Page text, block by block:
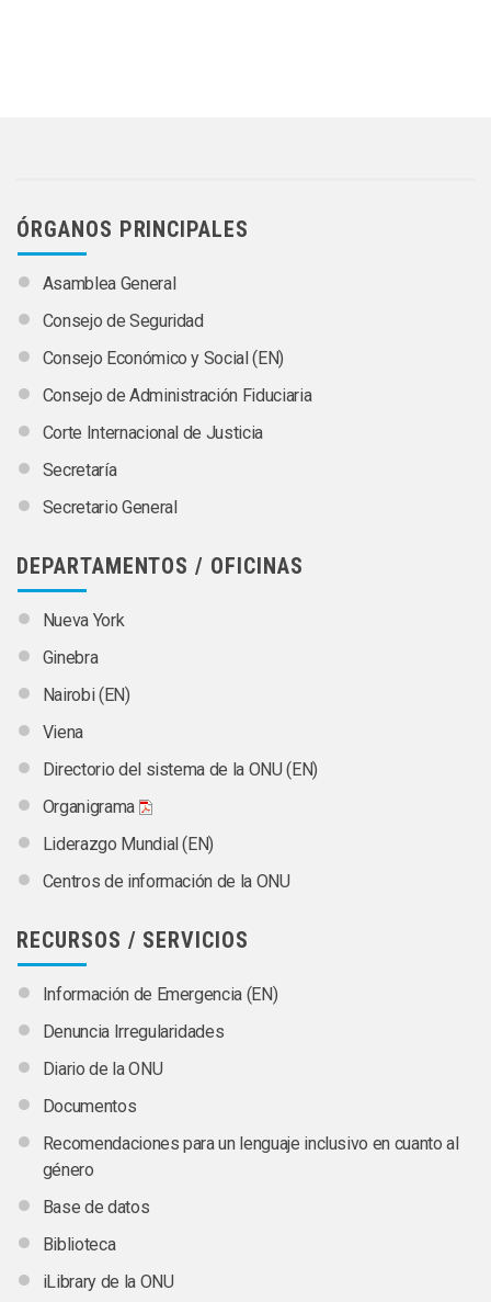
ÓRGANOS PRINCIPALES
Asamblea General
Consejo de Seguridad
Consejo Económico y Social (EN)
Consejo de Administración Fiduciaria
Corte Internacional de Justicia
Secretaría
Secretario General
DEPARTAMENTOS / OFICINAS
Nueva York
Ginebra
Nairobi (EN)
Viena
Directorio del sistema de la ONU (EN)
Organigrama
Liderazgo Mundial (EN)
Centros de información de la ONU
RECURSOS / SERVICIOS
Información de Emergencia (EN)
Denuncia Irregularidades
Diario de la ONU
Documentos
Recomendaciones para un lenguaje inclusivo en cuanto al
género
Base de datos
Biblioteca
iLibrary de la ONU